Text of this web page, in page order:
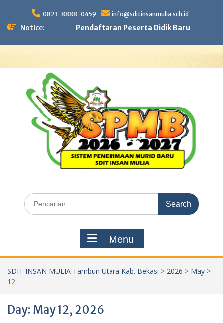
content
0823-8888-0459 info@sditinsanmulia.sch.id
Notice: Pendaftaran Peserta Didik Baru
Search
for:
Menu
SDIT INSAN MULIA Tambun Utara Kab. Bekasi > 2026 > May >
12
Day: May 12, 2026